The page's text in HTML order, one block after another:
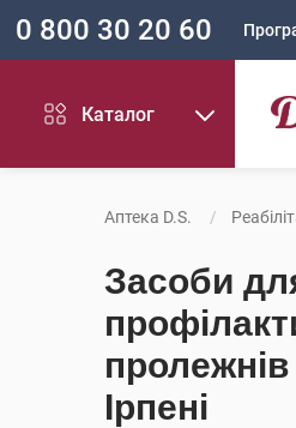
0 800 30 20 60
Каталог
Аптека D.S.
Засоби
Ірпені